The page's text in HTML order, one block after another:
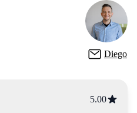
Diego
5.00